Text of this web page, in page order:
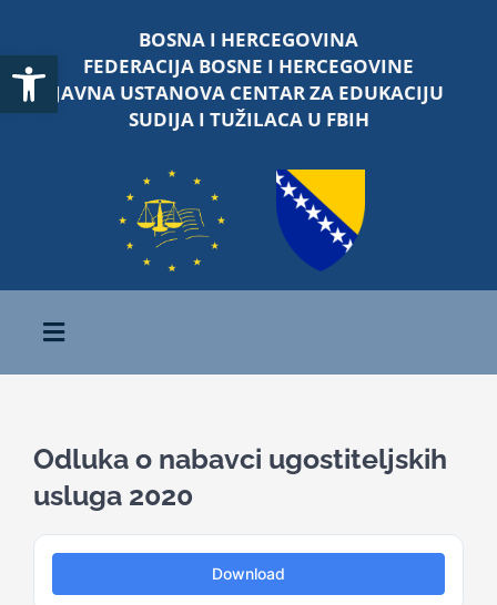
Open toolbar
content
BOSNA I HERCEGOVINA
FEDERACIJA BOSNE I HERCEGOVINE
JAVNA USTANOVA CENTAR ZA EDUKACIJU
SUDIJA I TUŽILACA U FBIH
Toggle
Navigation
Kalendar aktivnosti
Odluka o nabavci ugostiteljskih
usluga 2020
Download